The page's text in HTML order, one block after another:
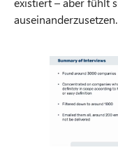
auseinanderzusetzen.